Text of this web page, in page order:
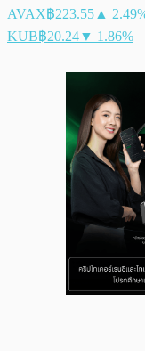
AVAX฿223.55 ▲
KUB฿20.24▼ 1.86%